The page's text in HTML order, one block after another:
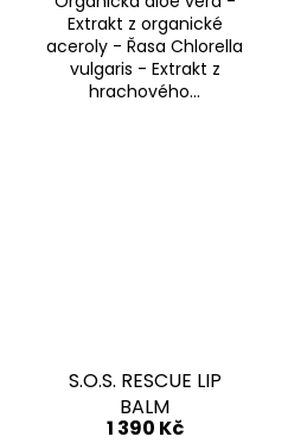
Extrakt z organické
aceroly - Řasa Chlorella
vulgaris - Extrakt z
hrachového...
S.O.S. RESCUE LIP
BALM
1 390 Kč